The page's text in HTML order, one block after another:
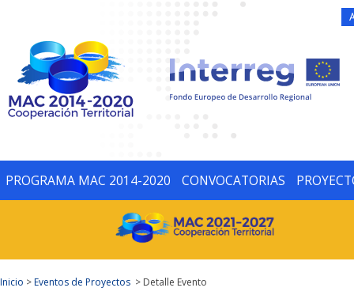
PROGRAMA MAC 2014-2020 CONVOCATORIAS
Inicio >Eventos de Proyectos > Detalle Evento